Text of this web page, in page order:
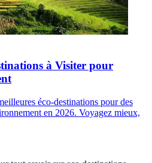
à Visiter pour
éco-destinations pour des
en 2026. Voyagez mieux,